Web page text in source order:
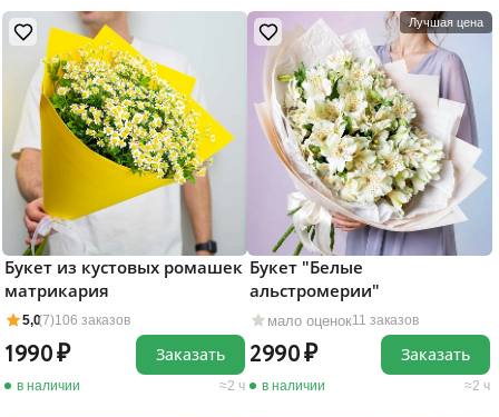
5,0(7)106 заказов
Букет из кустовых ромашек
матрикария
1990
в наличии 2 ч
Заказать
Лучшая цена
мало оценок11 заказов
Букет "Белые
альстромерии"
2990
в наличии 2 ч
Заказать